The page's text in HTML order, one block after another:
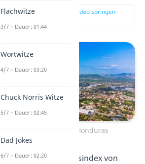
zur Stelle im Video springen
San Pedro Sula, Honduras
Mit einem Kriminalitätsindex von
Flachwitze
3/7 – Dauer: 01:44
Wortwitze
4/7 – Dauer: 03:20
Chuck Norris Witze
5/7 – Dauer: 02:45
Dad Jokes
6/7 – Dauer: 02:20